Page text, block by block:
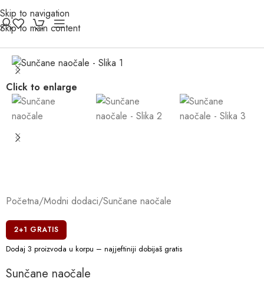
Skip to navigation
Skip to main content
Click to enlarge
Početna/Modni dodaci/Sunčane naočale
2+1 GRATIS
Dodaj 3 proizvoda u korpu – najjeftiniji dobijaš gratis
Sunčane naočale